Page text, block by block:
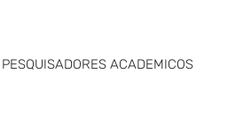
ACADEMICOS